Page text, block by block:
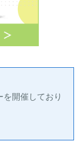
開催しており